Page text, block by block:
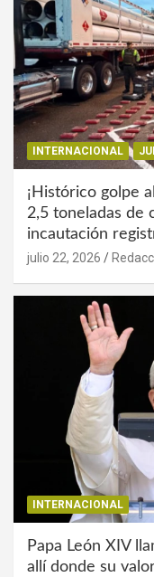
INTERNACIONAL
¡Histórico golpe
2,5 toneladas de
incautación
julio 22, 2026
INTERNACIONAL
Papa León XIV
allí donde su